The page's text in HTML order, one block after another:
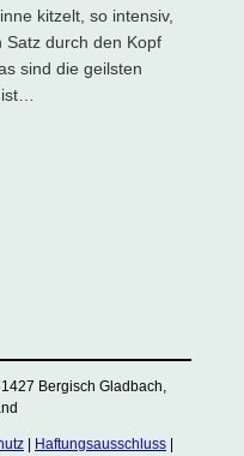
kitzelt, so intensiv,
Satz durch den Kopf
sind die geilsten
Bergisch Gladbach,
Haftungsausschluss